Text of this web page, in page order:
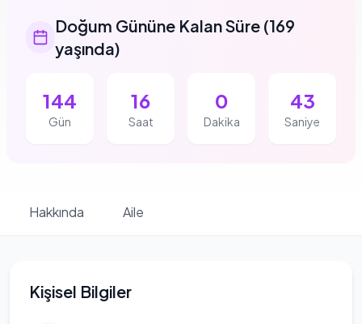
Doğum Gününe Kalan Süre (169
yaşında)
144
Gün
16
Saat
0
Dakika
42
Saniye
Hakkında Aile
Kişisel Bilgiler